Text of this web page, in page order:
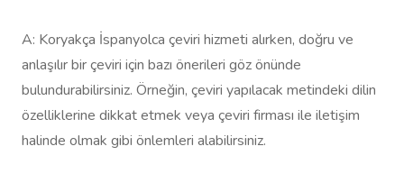
A: Koryakça İspanyolca çeviri hizmeti alırken, doğru ve
anlaşılır bir çeviri için bazı önerileri göz önünde
bulundurabilirsiniz. Örneğin, çeviri yapılacak metindeki dilin
özelliklerine dikkat etmek veya çeviri firması ile iletişim
halinde olmak gibi önlemleri alabilirsiniz.